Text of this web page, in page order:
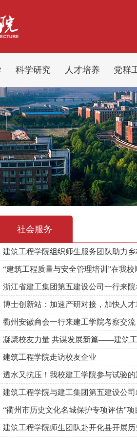
科学研究 人才培养 党群
社会服务
建筑工程学院组织师生服务团队助力
“建筑工程质量与安全管理培训”在我校
浙江省建工集团第五建设公司一行来
博士创新站：加速产研对接，加快人
衢州安徽商会一行来建工学院考察交流
凝聚校友力量 共谋发展新篇——建筑
建筑工程学院走访校友企业
透水又抗压！我校建工学院参与试验
建筑工程学院与建工集团第五建设公
“衢州市历史文化名城保护专项评估”
建筑工程学院师生团队赴开化县开展